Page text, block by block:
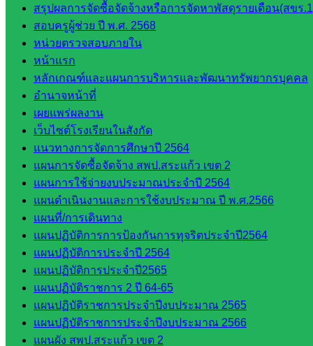
สรุปผลการจัดซื้อจัดจ้างหรือการจัดหาพัสดุรายเดือน(สขร
สอบครูผู้ช่วย ปี พ.ศ. 2568
หน่วยตรวจสอบภายใน
หน้าแรก
หลักเกณฑ์และแผนการบริหารและพัฒนาทรัพยากรบุคคล
อำนาจหน้าที่
เผยแพร่ผลงาน
เว็บไซต์โรงเรียนในสังกัด
แนวทางการจัดการศึกษาปี 2564
แผนการจัดซื้อจัดจ้าง สพป.สระแก้ว เขต 2
แผนการใช้จ่ายงบประมาณประจำปี 2564
แผนดำเนินงานและการใช้งบประมาณ ปี พ.ศ.2566
แผนที่/การเดินทาง
แผนปฏิบัติการการป้องกันการทุจริตประจำปี2564
แผนปฏิบัติการประจำปี 2564
แผนปฏิบัติการประจำปี2565
แผนปฏิบัติราชการ 2 ปี 64-65
แผนปฏิบัติราชการประจำปีงบประมาณ 2565
แผนปฏิบัติราชการประจำปีงบประมาณ 2566
แผนผัง สพป.สระแก้ว เขต 2
กรรมการ
ก.ต.ป.น.
เว็บไซต์
อ.ค.ก.ศ.เขต
พื้นที่การ
ดาวน์โหลด
เอกสาร
กลุ่
มอำนวย
การ
กลุ่ม
บริหาร
งานงาน
เงินและ
สินทรัพย์